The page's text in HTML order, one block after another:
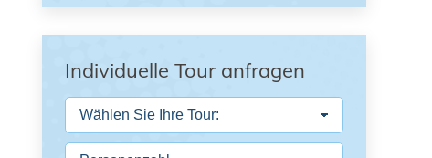
Individuelle Tour anfragen